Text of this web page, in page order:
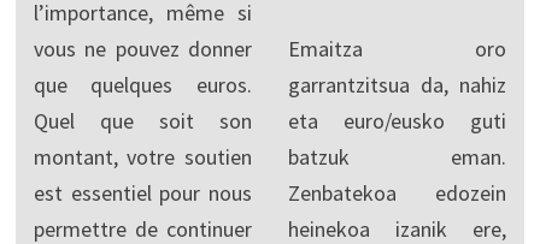
l’importance, même si
vous ne pouvez donner
que quelques euros.
Quel que soit son
montant, votre soutien
est essentiel pour nous
permettre de continuer
Emaitza oro
garrantzitsua da, nahiz
eta euro/eusko guti
batzuk eman.
Zenbatekoa edozein
heinekoa izanik ere,